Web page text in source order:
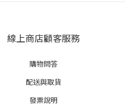
線上商店顧客服務
購物問答
配送與取貨
發票說明